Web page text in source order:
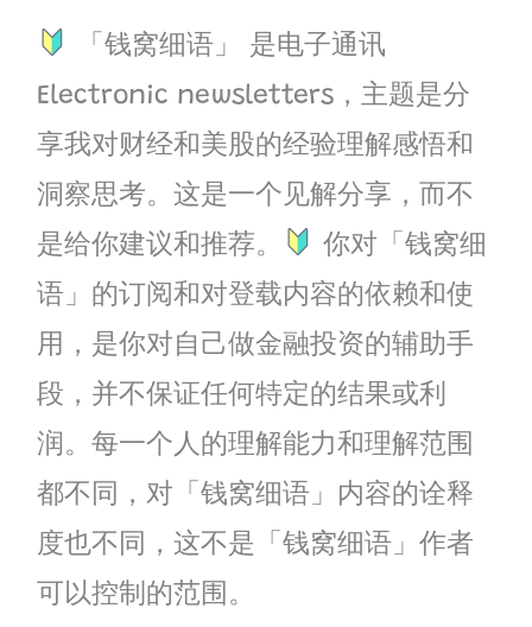
「钱窝细语」 是电子通讯
Electronic newsletters，主题是分
享我对财经和美股的经验理解感悟和
洞察思考。这是一个见解分享，而不
是给你建议和推荐。
你对「钱窝细
语」的订阅和对登载内容的依赖和使
用，是你对自己做金融投资的辅助手
段，并不保证任何特定的结果或利
润。每一个人的理解能力和理解范围
都不同，对「钱窝细语」内容的诠释
度也不同，这不是「钱窝细语」作者
可以控制的范围。